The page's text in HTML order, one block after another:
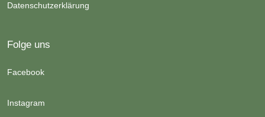
Datenschutzerklärung
Folge uns
Facebook
Instagram